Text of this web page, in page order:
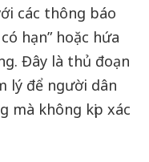
các thông báo
hạn” hoặc hứa
Đây là thủ đoạn
lý để người dân
mà không kịp xác